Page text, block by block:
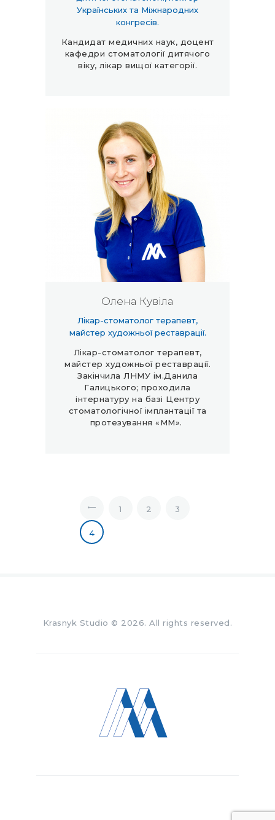
Українських та Міжнародних
конгресів.
Кандидат медичних наук, доцент
кафедри стоматології дитячого
віку, лікар вищої категорії.
Олена Кувіла
Лікар-стоматолог терапевт,
майстер художньої реставрації.
Лікар-стоматолог терапевт,
майстер художньої реставрації.
Закінчила ЛНМУ ім.Данила
Галицького; проходила
інтернатуру на базі Центру
стоматологічної імплантації та
протезування «ММ».
<
1 2 3
4
Krasnyk Studio © 2026. All rights reserved.